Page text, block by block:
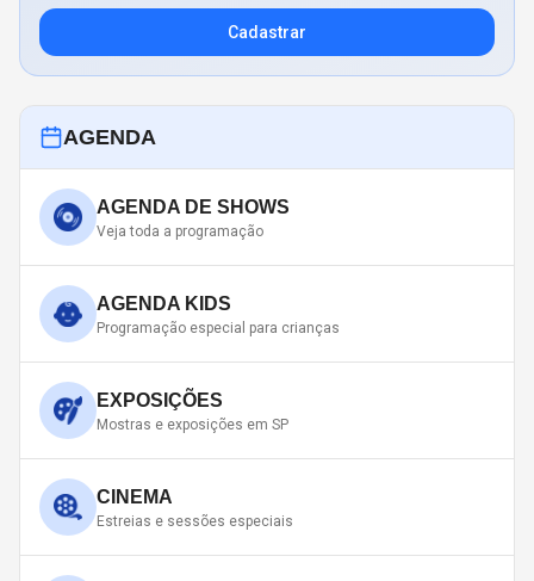
Cadastrar
AGENDA
AGENDA DE SHOWS
Veja toda a programação
AGENDA KIDS
Programação especial para crianças
EXPOSIÇÕES
Mostras e exposições em SP
CINEMA
Estreias e sessões especiais